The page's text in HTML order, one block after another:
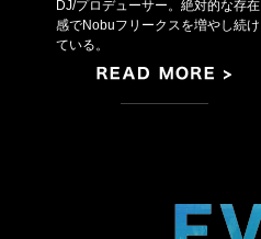
DJ/プロデューサー。絶対的な存在
感でNobuフリークスを増やし続け
ている。